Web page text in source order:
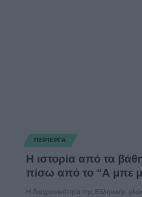
ΠΕΡΊΕΡΓΑ
Η ιστορία από τα
πίσω από το “Α μπε
Η διαχρονικότητα της Ελληνικής